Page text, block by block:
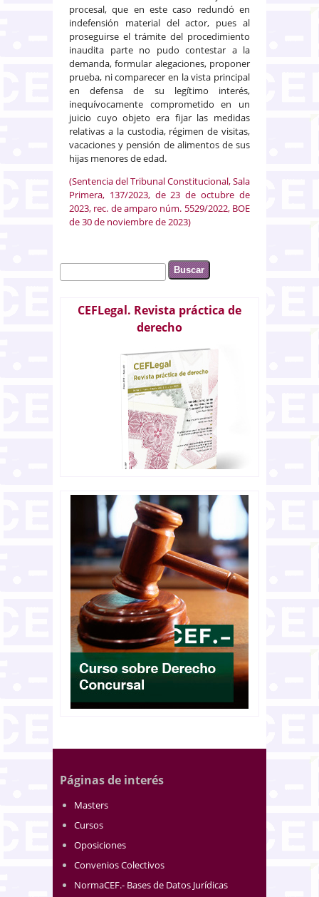
procesal, que en este caso redundó en
indefensión material del actor, pues al
proseguirse el trámite del procedimiento
inaudita parte no pudo contestar a la
demanda, formular alegaciones, proponer
prueba, ni comparecer en la vista principal
en defensa de su legítimo interés,
inequívocamente comprometido en un
juicio cuyo objeto era fijar las medidas
relativas a la custodia, régimen de visitas,
vacaciones y pensión de alimentos de sus
hijas menores de edad.
(Sentencia del Tribunal Constitucional, Sala
Primera, 137/2023, de 23 de octubre de
2023, rec. de amparo núm. 5529/2022, BOE
de 30 de noviembre de 2023)
Formulario de búsqueda
Buscar
CEFLegal. Revista práctica de
derecho
Páginas de interés
Masters
Cursos
Oposiciones
Convenios Colectivos
NormaCEF.- Bases de Datos Jurídicas